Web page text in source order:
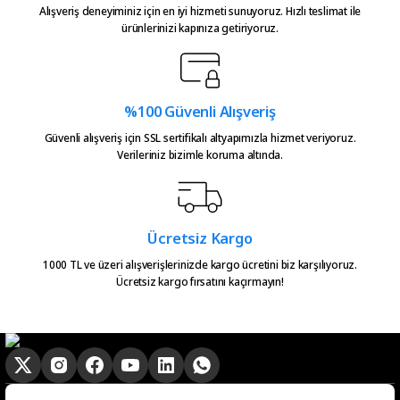
Bu ürüne benzer farklı alternatifler olmalı.
teşekkürler.
emeğinize sağlık çok teşekkürler
Serkan Çağdavul | 13/06/2026
Urun takibiniz cok guzel. Urunu
alinca tum asamalar mail olatak
sagladiginiz icin tesekkurler
Ürün güzel
hasan aslan | 03/04/2026
Alışveriş deneyiminiz için en iyi hizmeti sunuyoruz. Hızlı teslimat ile
ürünlerinizi kapınıza getiriyoruz.
%100 Güvenli Alışveriş
Güvenli alışveriş için SSL sertifikalı altyapımızla hizmet veriyoruz.
Verileriniz bizimle koruma altında.
Ücretsiz Kargo
1000 TL ve üzeri alışverişlerinizde kargo ücretini biz karşılıyoruz.
Ücretsiz kargo fırsatını kaçırmayın!